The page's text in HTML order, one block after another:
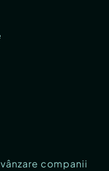
companii